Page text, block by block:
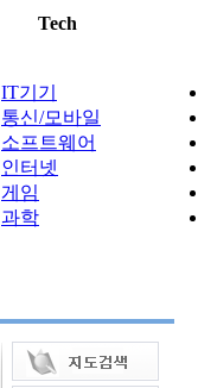
Tech
IT기기
통신/모바일
소프트웨어
인터넷
게임
과학